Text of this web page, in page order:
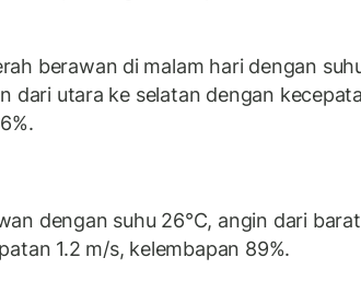
berawan di malam hari dengan
dari utara ke selatan dengan
dengan suhu 26°C, angin dari
1.2 m/s, kelembapan 89%.